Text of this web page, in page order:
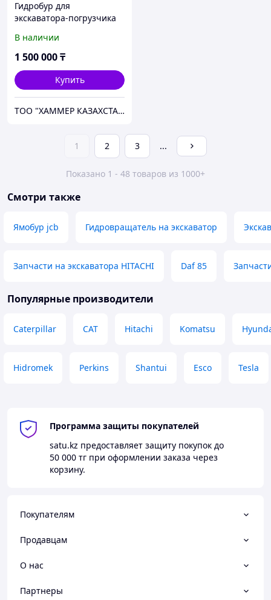
Гидробур для
экскаватора-погрузчика
В наличии
1 500 000₸
Купить
ТОО "ХАММЕР КАЗАХСТАН"
1 2 3 ...
Показано 1 - 48 товаров из 1000+
Смотри также
Ямобур jcb Гидровращатель на экскаватор
Запчасти на экскаватора HITACHI Daf 85
Популярные производители
Caterpillar CAT Hitachi Komatsu
Hidromek Perkins Shantui Esco Tesla
Программа защиты покупателей
satu.kz предоставляет защиту покупок до
50 000 тг при оформлении заказа через
корзину.
Покупателям
Продавцам
О нас
Партнеры